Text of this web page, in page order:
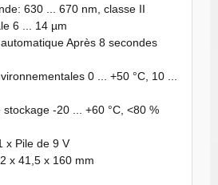
630 ... 670 nm, classe II
6 ... 14 µm
Après 8 secondes
0 ... +50 °C, 10 ...
-20 ... +60 °C, <80 %
x Pile de 9 V
x 41,5 x 160 mm